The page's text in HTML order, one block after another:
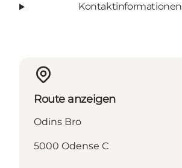
Kontaktinformationen
Route anzeigen
Odins Bro
5000 Odense C